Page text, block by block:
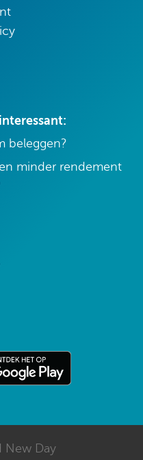
beleggen?
minder rendement
New Day